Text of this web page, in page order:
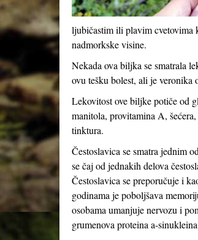
ljubičastim ili plavim cvetovima
nadmorkske visine.
Nekada ova biljka se smatrala
ovu tešku bolest, ali je veronika
Lekovitost ove biljke potiče od
manitola, provitamina A,
tinktura.
Čestoslavica se smatra jednim
se čaj od jednakih delova
Čestoslavica se preporučuje i
godinama je poboljšava
osobama umanjuje nervozu i
grumenova proteina a-